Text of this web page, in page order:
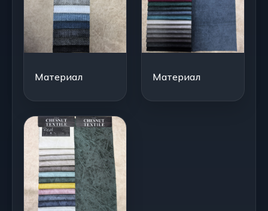
Материал Материал